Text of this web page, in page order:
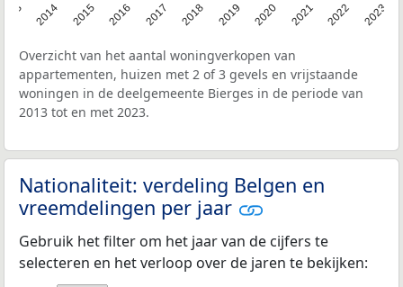
2014 2015 2016 2017 2018 2019 2020 2021 2022 2023
Overzicht van het aantal woningverkopen van
appartementen, huizen met 2 of 3 gevels en vrijstaande
woningen in de deelgemeente Bierges in de periode van
2013 tot en met 2023.
Nationaliteit: verdeling Belgen en
vreemdelingen per jaar
Gebruik het filter om het jaar van de cijfers te
selecteren en het verloop over de jaren te bekijken: